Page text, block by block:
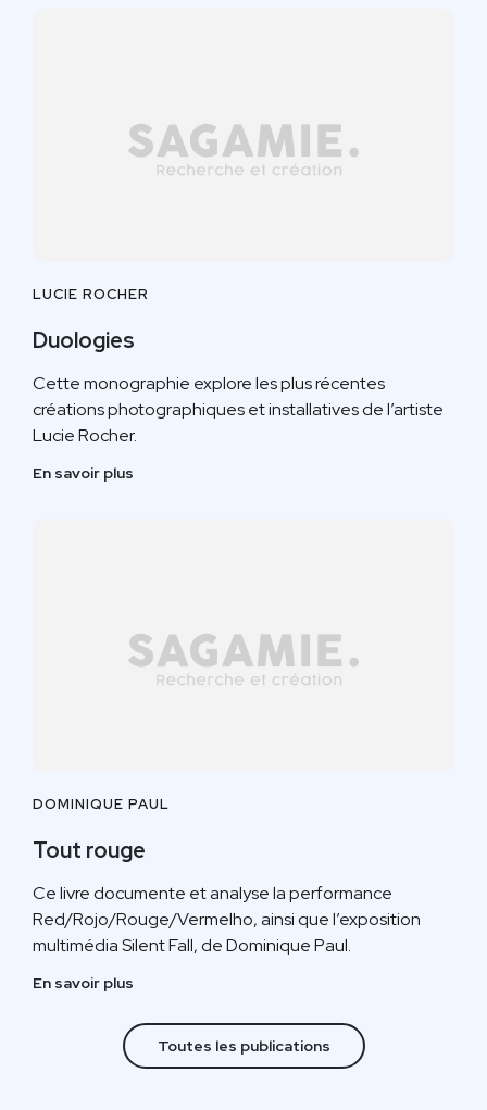
LUCIE ROCHER
Duologies
Cette monographie explore les plus récentes
créations photographiques et installatives de l’artiste
Lucie Rocher.
En savoir plus
DOMINIQUE PAUL
Tout rouge
Ce livre documente et analyse la performance
Red/Rojo/Rouge/Vermelho, ainsi que l’exposition
multimédia Silent Fall, de Dominique Paul.
En savoir plus
Toutes les publications